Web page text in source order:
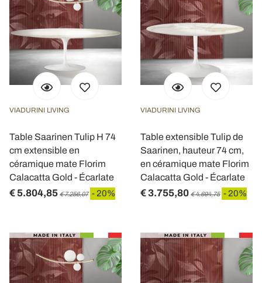
VIADURINI LIVING
Table Saarinen Tulip H 74
cm extensible en
céramique mate Florim
Calacatta Gold - Écarlate
€ 5.804,85 € 7.256,07 - 20%
VIADURINI LIVING
Table extensible Tulip de
Saarinen, hauteur 74 cm,
en céramique mate Florim
Calacatta Gold - Écarlate
€ 3.755,80 € 4.694,75 - 20%